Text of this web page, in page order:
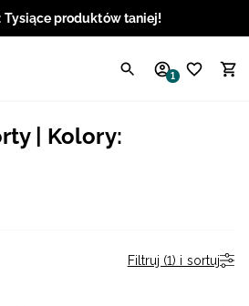
Tysiące produktów taniej!
1
| Kolory:
Filtruj (1) i sortuj
Angielski / USD